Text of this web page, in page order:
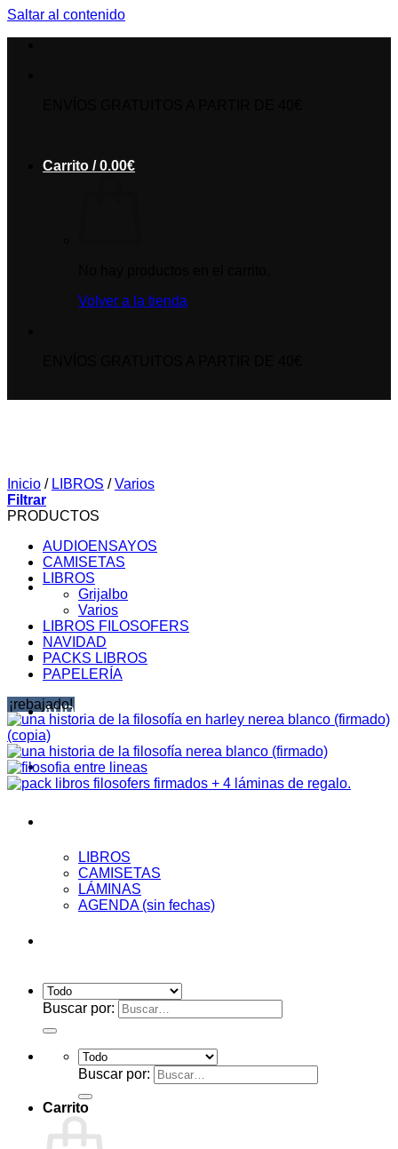
Saltar al contenido
Carrito /0.00€
Volver a la tienda
SOBRE MI
AUDIOENSAYOS
CURSOS
LIBROS
CAMISETAS
LÁMINAS
AGENDA (sin fechas)
Buscar por:
Buscar por:
Carrito
Inicio / LIBROS / Varios
Filtrar
PRODUCTOS
AUDIOENSAYOS
CAMISETAS
LIBROS
Grijalbo
Varios
LIBROS FILOSOFERS
NAVIDAD
PACKS LIBROS
PAPELERÍA
¡rebajado!